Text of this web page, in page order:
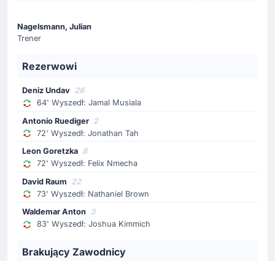
Leon Goretzka
72'
Zmiana zawodnika
Jonathan Tah
Antonio Rudiger
Niemcy: schodzi Jonathan Tah, za niego zagra Antonio
Rudiger.
68' Gol !
Deniz Undav(Asysta)
swojego zespołu! Wynik to 5 - 1. Deniz Undav
Nagelsmann, Julian
Trener
Rezerwowi
Deniz Undav 26
64' Wyszedł: Jamal Musiala
Antonio Ruediger 2
72' Wyszedł: Jonathan Tah
Leon Goretzka 8
72' Wyszedł: Felix Nmecha
David Raum 22
73' Wyszedł: Nathaniel Brown
Waldemar Anton 3
83' Wyszedł: Joshua Kimmich
Brakujący Zawodnicy